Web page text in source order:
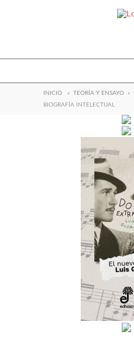
INICIO » TEORÍA Y ENSAYO »
BIOGRAFÍA INTELECTUAL